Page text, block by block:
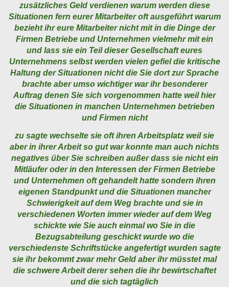
zusätzliches Geld verdienen warum werden diese
Situationen fern eurer Mitarbeiter oft ausgeführt warum
bezieht ihr eure Mitarbeiter nicht mit in die Dinge der
Firmen Betriebe und Unternehmen vielmehr mit ein
und lass sie ein Teil dieser Gesellschaft eures
Unternehmens selbst werden vielen gefiel die kritische
Haltung der Situationen nicht die Sie dort zur Sprache
brachte aber umso wichtiger war ihr besonderer
Auftrag denen Sie sich vorgenommen hatte weil hier
die Situationen in manchen Unternehmen betrieben
und Firmen nicht
zu sagte wechselte sie oft ihren Arbeitsplatz weil sie
aber in ihrer Arbeit so gut war konnte man auch nichts
negatives über Sie schreiben außer dass sie nicht ein
Mitläufer oder in den Interessen der Firmen Betriebe
und Unternehmen oft gehandelt hatte sondern ihren
eigenen Standpunkt und die Situationen mancher
Schwierigkeit auf dem Weg brachte und sie in
verschiedenen Worten immer wieder auf dem Weg
schickte wie Sie auch einmal wo Sie in die
Bezugsabteilung geschickt wurde wo die
verschiedenste Schriftstücke angefertigt wurden sagte
sie ihr bekommt zwar mehr Geld aber ihr müsstet mal
die schwere Arbeit derer sehen die ihr bewirtschaftet
und die sich tagtäglich